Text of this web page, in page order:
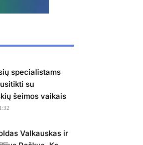
specialistams
su
šeimos vaikais
Valkauskas ir